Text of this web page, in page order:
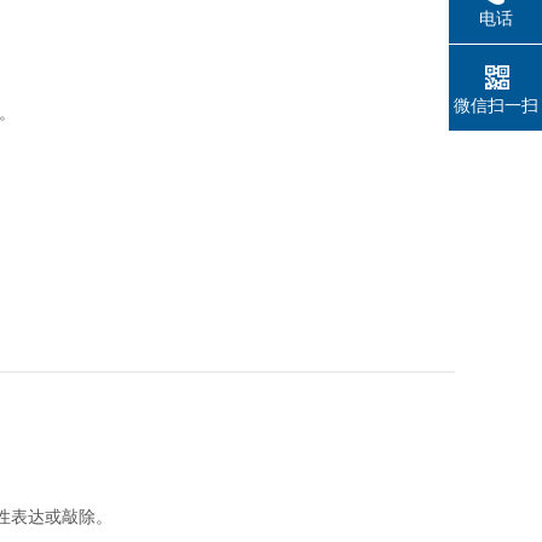
达或敲除。
电话
微信扫一扫